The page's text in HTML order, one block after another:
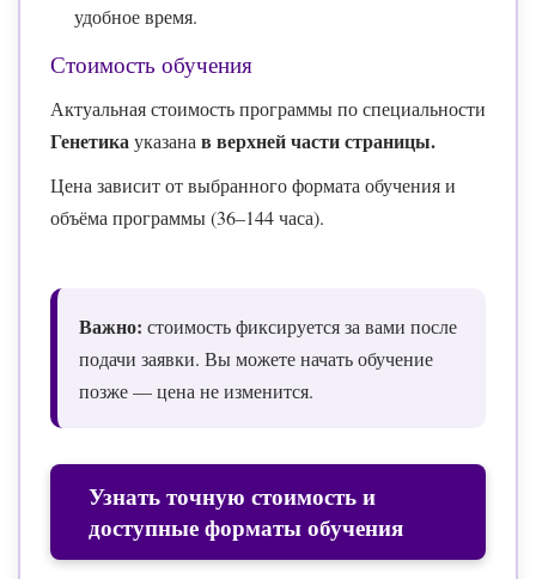
удобное время.
Стоимость обучения
Актуальная стоимость программы по специальности
Генетикауказана в верхней части страницы.
Цена зависит от выбранного формата обучения и
объёма программы (36–144 часа).
Важно: стоимость фиксируется за вами после
подачи заявки. Вы можете начать обучение
позже — цена не изменится.
Узнать точную стоимость и
доступные форматы обучения